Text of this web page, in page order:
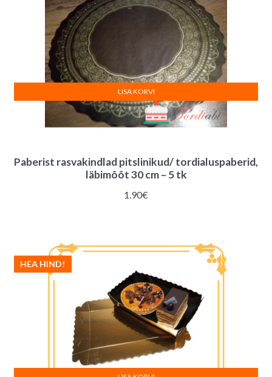
Paberist rasvakindlad pitslinikud/ tordialuspaberid,
läbimõõt 30 cm – 5 tk
1.90€
LISA KORVI
HEA HIND!